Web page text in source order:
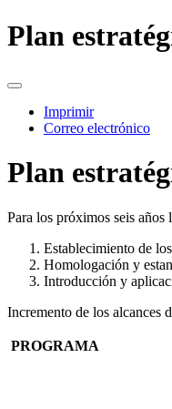
Plan
Imprimir
Correo electrónico
Plan
Para los próximos seis años
Establecimiento de
Homologación y
Introducción y
Incremento de los alcances
PROGRAMA